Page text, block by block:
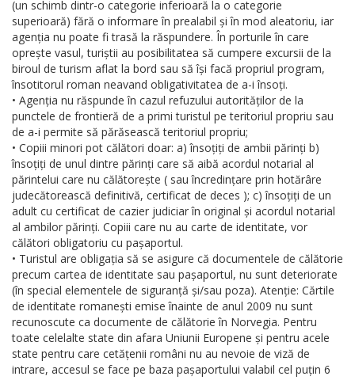
(un schimb dintr-o categorie inferioară la o categorie
superioară) fără o informare în prealabil și în mod aleatoriu, iar
agenția nu poate fi trasă la răspundere. În porturile în care
oprește vasul, turiștii au posibilitatea să cumpere excursii de la
biroul de turism aflat la bord sau să își facă propriul program,
însotitorul roman neavand obligativitatea de a-i însoți.
• Agenția nu răspunde în cazul refuzului autorităților de la
punctele de frontieră de a primi turistul pe teritoriul propriu sau
de a-i permite să părăsească teritoriul propriu;
• Copiii minori pot călători doar: a) însoțiți de ambii părinți b)
însoțiți de unul dintre părinți care să aibă acordul notarial al
părintelui care nu călătorește ( sau încredințare prin hotărâre
judecătorească definitivă, certificat de deces ); c) însoțiți de un
adult cu certificat de cazier judiciar în original și acordul notarial
al ambilor părinți. Copiii care nu au carte de identitate, vor
călători obligatoriu cu pașaportul.
• Turistul are obligația să se asigure că documentele de călătorie
precum cartea de identitate sau pașaportul, nu sunt deteriorate
(în special elementele de siguranță și/sau poza). Atenție: Cărtile
de identitate romanești emise înainte de anul 2009 nu sunt
recunoscute ca documente de călătorie în Norvegia. Pentru
toate celelalte state din afara Uniunii Europene și pentru acele
state pentru care cetățenii români nu au nevoie de viză de
intrare, accesul se face pe baza pașaportului valabil cel puțin 6